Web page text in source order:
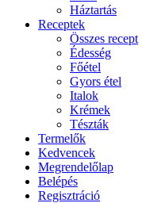
Háztartás
Receptek
Összes recept
Édesség
Főétel
Gyors étel
Italok
Krémek
Tészták
Termelők
Kedvencek
Megrendelőlap
Belépés
Regisztráció